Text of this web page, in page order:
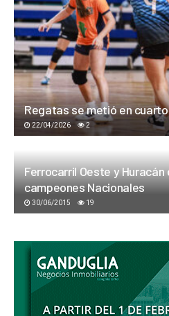
Regatas se metió en
22/04/2026 2
Ferrocarril Oeste y Huracán
campeones Nacionales
30/06/2015 19